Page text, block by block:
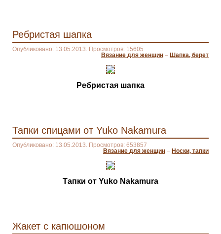
Ребристая шапка
Опубликовано: 13.05.2013. Просмотров: 15605
Вязание для женщин – Шапка, берет
Ребристая шапка
Тапки спицами от Yuko Nakamura
Опубликовано: 13.05.2013. Просмотров: 653857
Вязание для женщин – Носки, тапки
Тапки от Yuko Nakamura
Жакет с капюшоном